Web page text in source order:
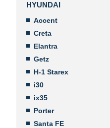
HYUNDAI
Accent
Creta
Elantra
Getz
H-1 Starex
i30
ix35
Porter
Santa FE